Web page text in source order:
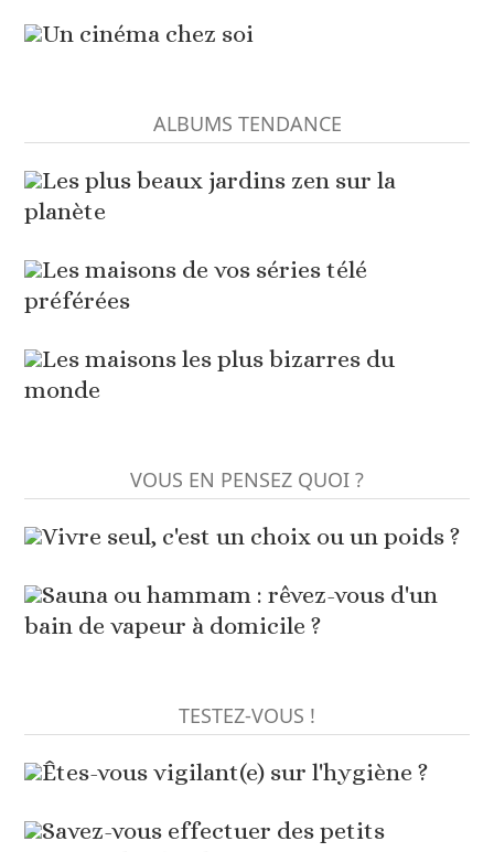
Un cinéma chez soi
ALBUMS TENDANCE
Les plus beaux jardins zen sur la
planète
Les maisons de vos séries télé
préférées
Les maisons les plus bizarres du
monde
VOUS EN PENSEZ QUOI ?
Vivre seul, c'est un choix ou un poids ?
Sauna ou hammam : rêvez-vous d'un
bain de vapeur à domicile ?
TESTEZ-VOUS !
Êtes-vous vigilant(e) sur l'hygiène ?
Savez-vous effectuer des petits